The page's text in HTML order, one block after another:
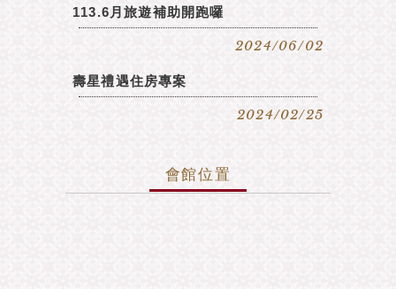
113.6月旅遊補助開跑囉
2024/06/02
壽星禮遇住房專案
2024/02/25
會館位置